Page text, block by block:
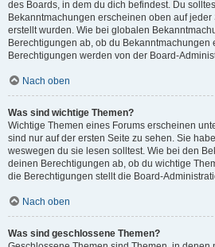
des Boards, in dem du dich befindest. Du
Bekanntmachungen erscheinen oben auf jeder
erstellt wurden. Wie bei globalen
Berechtigungen ab, ob du Bekanntmachungen
Berechtigungen werden von der Board-
Nach oben
Was sind wichtige Themen?
Wichtige Themen eines Forums erscheinen
sind nur auf der ersten Seite zu sehen. Sie
weswegen du sie lesen solltest. Wie bei den
deinen Berechtigungen ab, ob du wichtige
die Berechtigungen stellt die Board-
Nach oben
Was sind geschlossene Themen?